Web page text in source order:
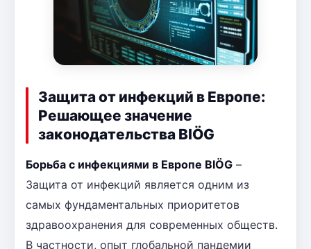
Защита от инфекций в Европе:
Решающее значение
законодательства BIÖG
Борьба с инфекциями в Европе BIÖG –
Защита от инфекций является одним из
самых фундаментальных приоритетов
здравоохранения для современных обществ.
В частности, опыт глобальной пандемии